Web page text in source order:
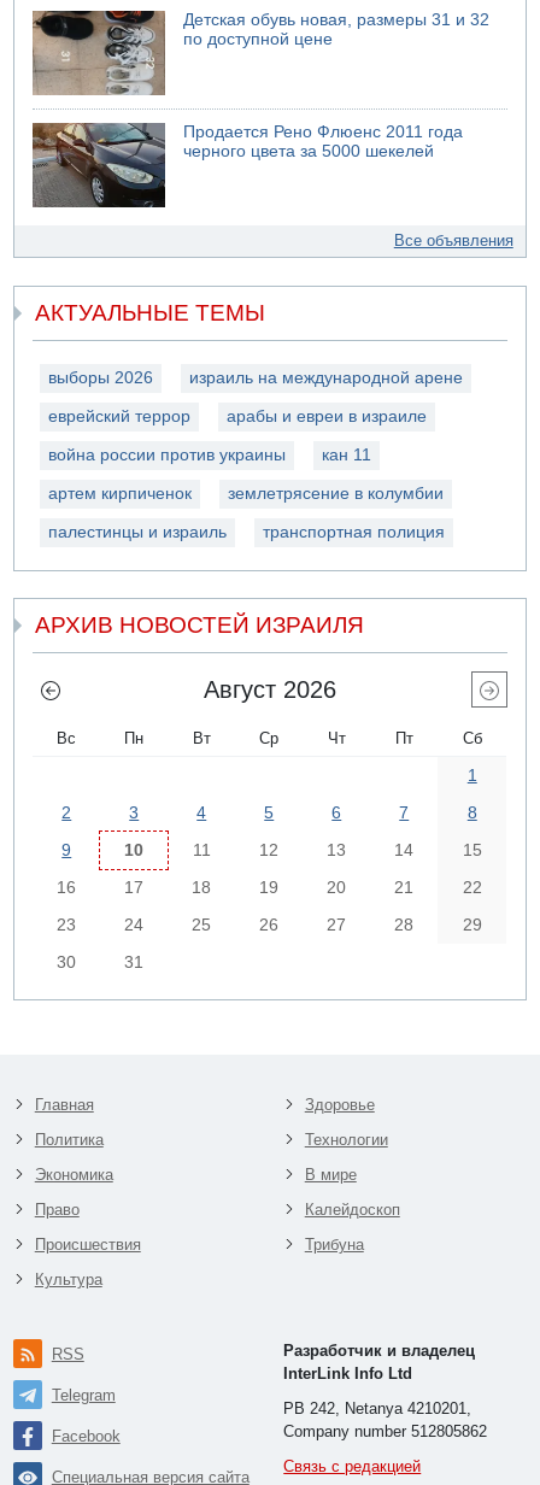
Детская обувь новая, размеры 31 и 32
по доступной цене
Продается Рено Флюенс 2011 года
черного цвета за 5000 шекелей
Все объявления
АКТУАЛЬНЫЕ ТЕМЫ
выборы 2026 израиль на международной арене
еврейский террор арабы и евреи в израиле
война россии против украины кан 11
артем кирпиченок землетрясение в колумбии
палестинцы и израиль транспортная полиция
АРХИВ НОВОСТЕЙ ИЗРАИЛЯ
Август 2026
Вс Пн Вт Ср Чт Пт Сб
1
2
3 4 5 6 7
8
9
10 11 12 13 14
15
16
17 18 19 20 21
22
23
24 25 26 27 28
29
30
31
Главная
Политика
Экономика
Право
Происшествия
Культура
Здоровье
Технологии
В мире
Калейдоскоп
Трибуна
RSS
Telegram
Facebook
Специальная версия сайта
Разработчик и владелец
InterLink Info Ltd
PB 242, Netanya 4210201,
Company number 512805862
Связь с редакцией